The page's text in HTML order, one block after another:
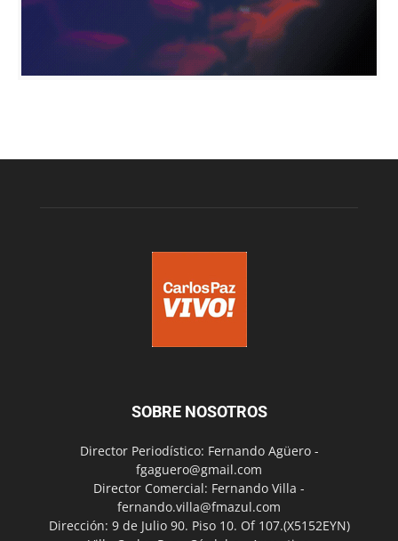
SOBRE NOSOTROS
Director Periodístico: Fernando Agüero -
fgaguero@gmail.com
Director Comercial: Fernando Villa -
fernando.villa@fmazul.com
Dirección: 9 de Julio 90. Piso 10. Of 107.(X5152EYN)